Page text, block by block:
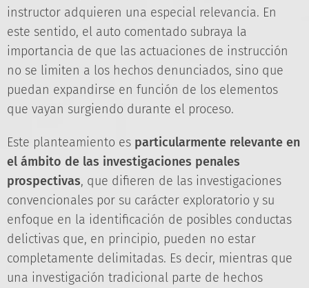
instructor adquieren una especial relevancia. En
este sentido, el auto comentado subraya la
importancia de que las actuaciones de instrucción
no se limiten a los hechos denunciados, sino que
puedan expandirse en función de los elementos
que vayan surgiendo durante el proceso.
Este planteamiento es particularmente relevante en
el ámbito de las investigaciones penales
prospectivas, que difieren de las investigaciones
convencionales por su carácter exploratorio y su
enfoque en la identificación de posibles conductas
delictivas que, en principio, pueden no estar
completamente delimitadas. Es decir, mientras que
una investigación tradicional parte de hechos